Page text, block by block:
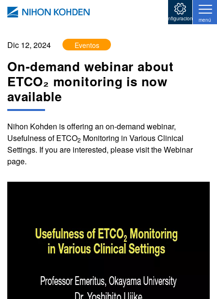
Pasar al contenido principal
configuraciones menú
Dic 12, 2024 Eventos
On-demand webinar about
ETCO₂ monitoring is now
available
Nihon Kohden is offering an on-demand webinar,
Usefulness of ETCO2 Monitoring in Various Clinical
Settings. If you are interested, please visit the Webinar
page.